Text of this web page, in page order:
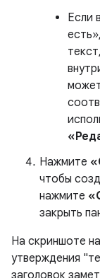
Если
Нажмите
чтобы
нажмите
закрыть
На скриншоте
утверждения
заголовок